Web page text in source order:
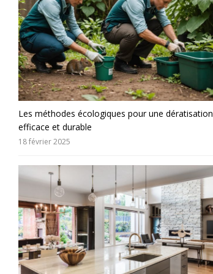
Les méthodes écologiques pour une dératisation
efficace et durable
18 février 2025